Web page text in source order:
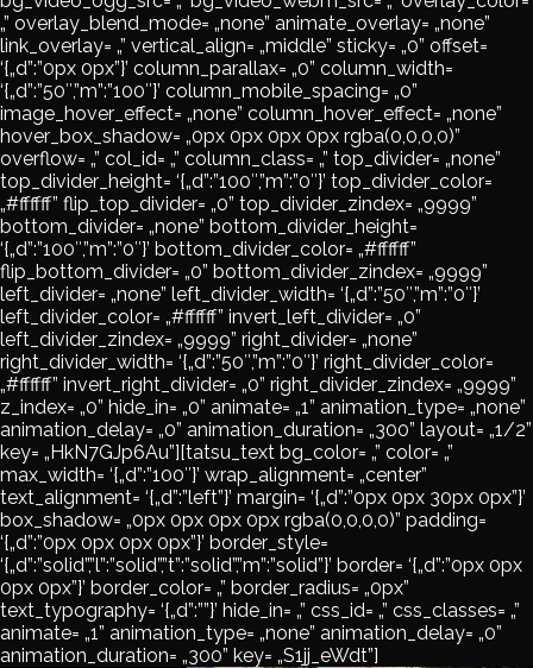
„” overlay_blend_mode= „none” animate_overlay= „none”
link_overlay= „” vertical_align= „middle” sticky= „0” offset=
‘{„d”:”0px 0px”}’ column_parallax= „0” column_width=
‘{„d”:”50″,”m”:”100″}’ column_mobile_spacing= „0”
image_hover_effect= „none” column_hover_effect= „none”
hover_box_shadow= „0px 0px 0px 0px rgba(0,0,0,0)”
overflow= „” col_id= „” column_class= „” top_divider= „none”
top_divider_height= ‘{„d”:”100″,”m”:”0″}’ top_divider_color=
„#ffffff” flip_top_divider= „0” top_divider_zindex= „9999”
bottom_divider= „none” bottom_divider_height=
‘{„d”:”100″,”m”:”0″}’ bottom_divider_color= „#ffffff”
flip_bottom_divider= „0” bottom_divider_zindex= „9999”
left_divider= „none” left_divider_width= ‘{„d”:”50″,”m”:”0″}’
left_divider_color= „#ffffff” invert_left_divider= „0”
left_divider_zindex= „9999” right_divider= „none”
right_divider_width= ‘{„d”:”50″,”m”:”0″}’ right_divider_color=
„#ffffff” invert_right_divider= „0” right_divider_zindex= „9999”
z_index= „0” hide_in= „0” animate= „1” animation_type= „none”
animation_delay= „0” animation_duration= „300” layout= „1/2”
key= „HkN7GJp6Au”][tatsu_text bg_color= „” color= „”
max_width= ‘{„d”:”100″}’ wrap_alignment= „center”
text_alignment= ‘{„d”:”left”}’ margin= ‘{„d”:”0px 0px 30px 0px”}’
box_shadow= „0px 0px 0px 0px rgba(0,0,0,0)” padding=
‘{„d”:”0px 0px 0px 0px”}’ border_style=
‘{„d”:”solid”,”l”:”solid”,”t”:”solid”,”m”:”solid”}’ border= ‘{„d”:”0px 0px
0px 0px”}’ border_color= „” border_radius= „0px”
text_typography= ‘{„d”:””}’ hide_in= „” css_id= „” css_classes= „”
animate= „1” animation_type= „none” animation_delay= „0”
animation_duration= „300” key= „S1jj_eWdt”]